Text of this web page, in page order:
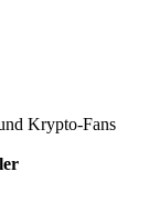
Krypto-Fans